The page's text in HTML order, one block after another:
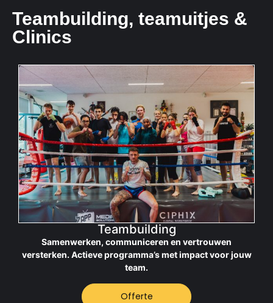
Teambuilding, teamuitjes &
Clinics
Teambuilding
Samenwerken, communiceren en vertrouwen
versterken. Actieve programma’s met impact voor jouw
team.
Offerte